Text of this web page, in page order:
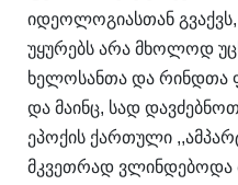
იდეოლოგიასთან
უყურებს არა მხოლოდ
ხელოსანთა და რინდთა
და მაინც, სად
ეპოქის ქართული
მკვეთრად ვლინდებოდა